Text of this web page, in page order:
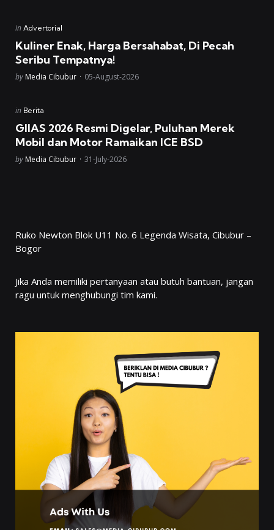
Posted
in Advertorial
Kuliner Enak, Harga Bersahabat, Di Pecah
Seribu Tempatnya!
Posted
by Media Cibubur 05-August-2026
Posted
in Berita
GIIAS 2026 Resmi Digelar, Puluhan Merek
Mobil dan Motor Ramaikan ICE BSD
Posted
by Media Cibubur 31-July-2026
Ruko Newton Blok U11 No. 6 Legenda Wisata, Cibubur –
Bogor
Jika Anda memiliki pertanyaan atau butuh bantuan, jangan
ragu untuk menghubungi tim kami.